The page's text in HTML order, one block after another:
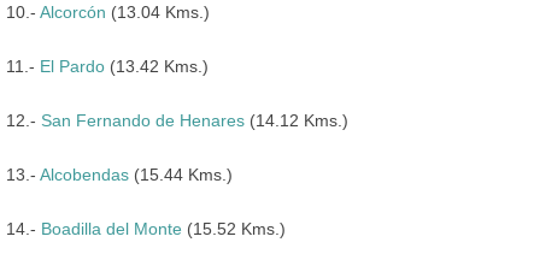
10.- Alcorcón (13.04 Kms.)
11.- El Pardo (13.42 Kms.)
12.- San Fernando de Henares (14.12 Kms.)
13.- Alcobendas (15.44 Kms.)
14.- Boadilla del Monte (15.52 Kms.)